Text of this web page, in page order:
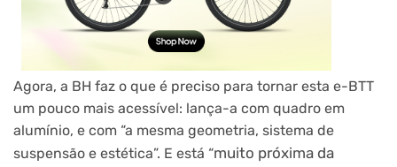
Agora, a BH faz o que é preciso para tornar esta e-BTT
um pouco mais acessível: lança-a com quadro em
alumínio, e com “a mesma geometria, sistema de
suspensão e estética”. E está “muito próxima da